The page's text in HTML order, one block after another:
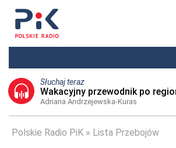
Słuchaj teraz
Wakacyjny przewodnik po
Adriana Andrzejewska-Kuras
Polskie Radio PiK Lista Przebojów